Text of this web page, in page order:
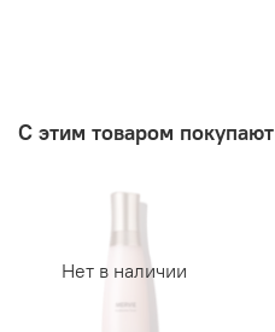
С этим товаром покупают
Нет в наличии